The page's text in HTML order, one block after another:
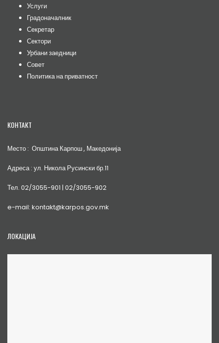
Услуги
Градоначалник
Секретар
Сектори
Урбани заедници
Совет
Политика на приватност
КОНТАКТ
Место : Општина Карпош , Македонија
Адреса : ул. Никола Русински бр.11
Тел. 02/3055-901 | 02/3055-902
e-mail: kontakt@karpos.gov.mk
ЛОКАЦИЈА